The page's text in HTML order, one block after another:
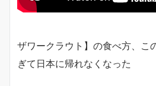
ザワークラウト】の食べ方、こ
ぎて日本に帰れなくなった